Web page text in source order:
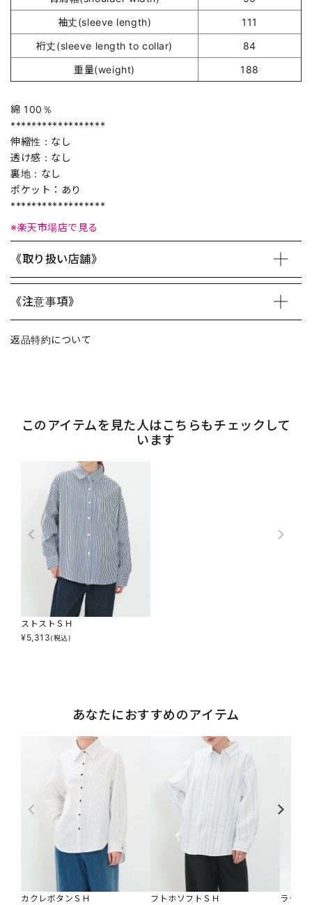
袖丈(sleeve length)
111
裄丈(sleeve length to collar)
84
重量(weight)
188
綿 100％
******************
伸縮性：なし
透け感：なし
裏地：なし
ポケット：あり
******************
※楽天市場店で見る
《取り扱い店舗》
《注意事項》
返品特約について
このアイテムを見た人はこちらもチェックして
います
ストストＳＨ
¥5,313(税込)
あなたにおすすめのアイテム
カクレボタンＳＨ
フトホソフトＳＨ
ラクチ